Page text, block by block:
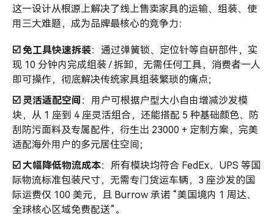
这一设计从根源上解决了线上售卖家具的运输、组装、使
用三大难题，成为品牌最核心的竞争力：
☑️ 免工具快速拆装：通过弹簧锁、定位针等自研部件，实
现 10 分钟内完成组装 / 拆卸，无需任何工具，消费者一人
即可操作，彻底解决传统家具组装繁琐的痛点；
☑️ 灵活适配空间 ：用户可根据户型大小自由增减沙发模
块，从 1 座到 4 座灵活组合，还能搭配 5 种基础颜色、防
刮防污面料及专属配件，衍生出 23000 + 定制方案，完美
适配海外用户的多元居住空间；
☑️ 大幅降低物流成本：所有模块均符合 FedEx、UPS 等国
际物流标准包装尺寸，无需专门货运车辆，3 座沙发的国
际运费仅 100 美元，且 Burrow 承诺 “美国境内 1 周达、
全球核心区域免费配送”。